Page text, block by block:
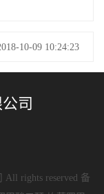
10-09 10:24:23
司
rights reserved 备